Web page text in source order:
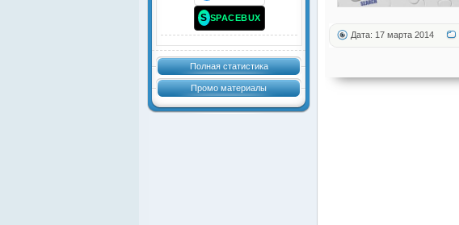
S SPACEBUX
Полная статистика
Промо материалы
Дата: 17 марта 2014